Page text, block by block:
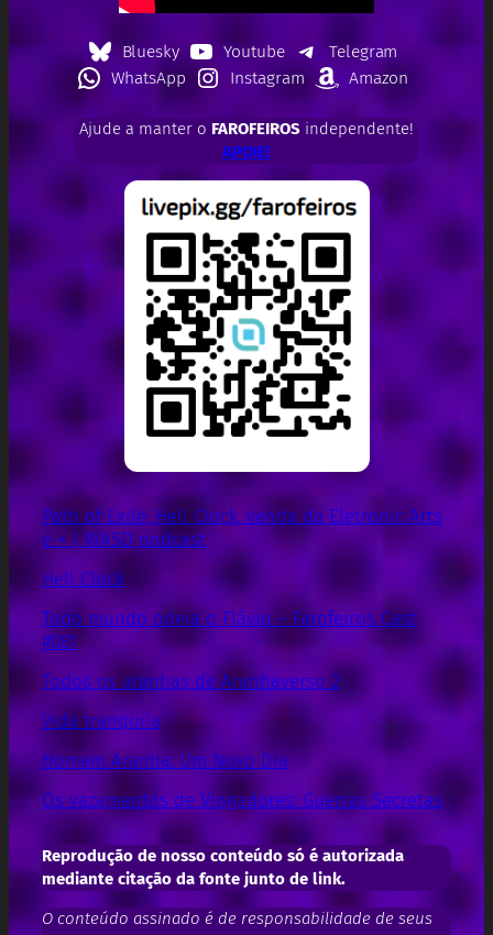
Bluesky Youtube
Telegram
WhatsApp
Instagram Amazon
Ajude a manter o FAROFEIROSindependente!
APOIE!
Path of Exile, Hell Clock, venda da Eletronic Arts
e + | WASD podcast
Hell Clock
Todo mundo odeia o Flávio – Farofeiros Cast
#081
Todos os aranhas de Aranhaverso 2
Vida tranquila
Homem Aranha: Um Novo Dia
Os vazamentos de Vingadores: Guerras Secretas
Reprodução de nosso conteúdo só é autorizada
mediante citação da fonte junto de link.
O conteúdo assinado é de responsabilidade de seus